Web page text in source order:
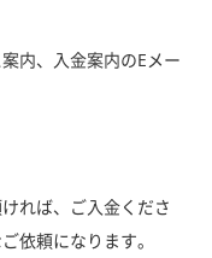
内、入金案内のEメー
れば、ご入金くださ
依頼になります。